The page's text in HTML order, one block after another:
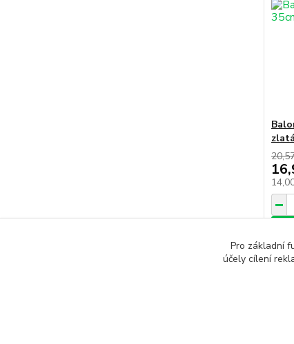
zlatá
Pro základní
účely cílení